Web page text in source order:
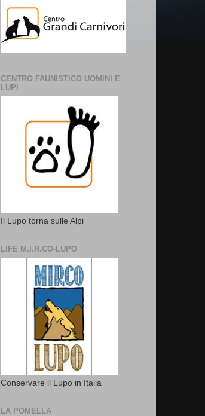
CENTRO FAUNISTICO UOMINI E
LUPI
Il Lupo torna sulle Alpi
LIFE M.I.R.CO-LUPO
Conservare il Lupo in Italia
LA POMELLA